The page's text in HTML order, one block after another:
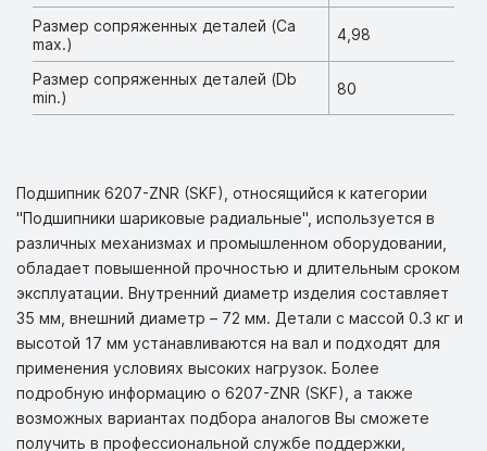
Размер сопряженных деталей (Ca
max.)
4,98
Размер сопряженных деталей (Db
min.)
80
Подшипник 6207-ZNR (SKF), относящийся к категории
"Подшипники шариковые радиальные", используется в
различных механизмах и промышленном оборудовании,
обладает повышенной прочностью и длительным сроком
эксплуатации. Внутренний диаметр изделия составляет
35 мм, внешний диаметр – 72 мм. Детали с массой 0.3 кг и
высотой 17 мм устанавливаются на вал и подходят для
применения условиях высоких нагрузок. Более
подробную информацию о 6207-ZNR (SKF), а также
возможных вариантах подбора аналогов Вы сможете
получить в профессиональной службе поддержки,